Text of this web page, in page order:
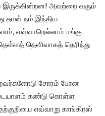
அவற்றை வரும்
தான் நம் இந்திய
எவ்வாறெல்லாம் பங்கு
தெளிவாகத் தெரிந்து
சோரம் போன
கண்டு கொள்ள
எவ்வாறு காங்கிரஸ்